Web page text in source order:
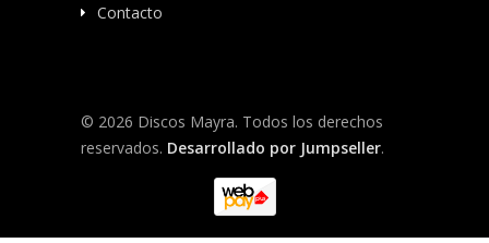
Contacto
© 2026 Discos Mayra. Todos los derechos
reservados. Desarrollado por Jumpseller.